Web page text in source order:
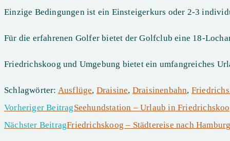
Einzige Bedingungen ist ein Einsteigerkurs oder 2-3
Für die erfahrenen Golfer bietet der Golfclub eine 18-
Friedrichskoog und Umgebung bietet ein umfangreiches
Schlagwörter: Ausflüge, Draisine, Draisinenbahn,
Weitere
Vorheriger BeitragSeehundstation – Urlaub in
Nächster BeitragFriedrichskoog – Städtereise nach